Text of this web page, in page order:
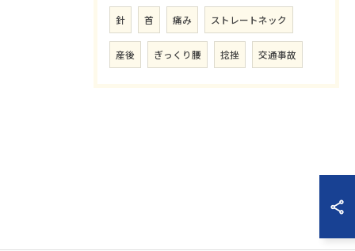
針 首 痛み ストレートネック
産後 ぎっくり腰 捻挫 交通事故